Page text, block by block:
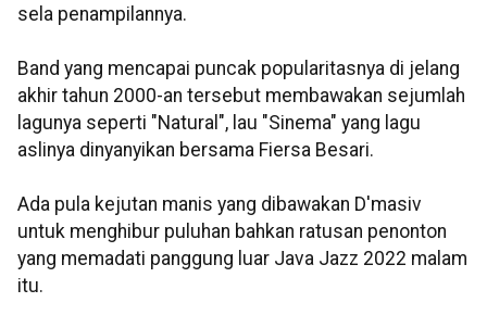
sela penampilannya.
Band yang mencapai puncak popularitasnya di jelang
akhir tahun 2000-an tersebut membawakan sejumlah
lagunya seperti "Natural", lau "Sinema" yang lagu
aslinya dinyanyikan bersama Fiersa Besari.
Ada pula kejutan manis yang dibawakan D'masiv
untuk menghibur puluhan bahkan ratusan penonton
yang memadati panggung luar Java Jazz 2022 malam
itu.